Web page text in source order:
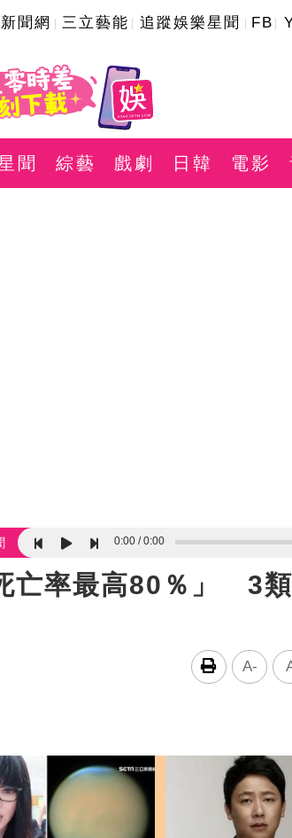
聞網 三立藝能 追蹤娛樂星聞 FB
聞 綜藝 戲劇 日韓 電影
0:00 0:00
亡率最高80％」 3
A-